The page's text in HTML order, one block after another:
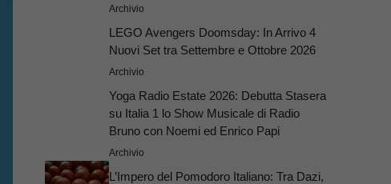
Archivio
LEGO Avengers Doomsday: In Arrivo 4
Nuovi Set tra Settembre e Ottobre 2026
Archivio
Yoga Radio Estate 2026: Debutta Stasera
su Italia 1 lo Show Musicale di Radio
Bruno con Noemi ed Enrico Papi
Archivio
L’Impero del Pomodoro Italiano: Tra Dazi,